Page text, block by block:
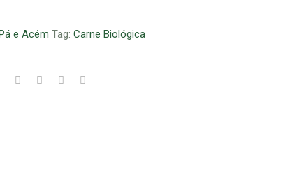
e Acém Tag: Carne Biológica